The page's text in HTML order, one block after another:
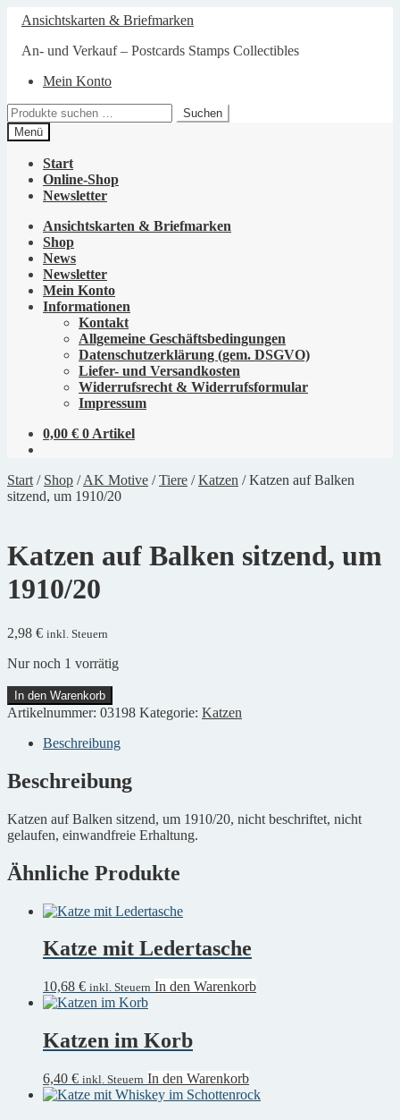
Zur
Navigation
springen
Zum
Inhalt
springen
Ansichtskarten & Briefmarken
An- und Verkauf – Postcards Stamps Collectibles
Mein Konto
Suchen
nach:
Suchen
Menü
Start
Online-Shop
Newsletter
Ansichtskarten & Briefmarken
Shop
News
Newsletter
Mein Konto
Informationen
Kontakt
Allgemeine Geschäftsbedingungen
Datenschutzerklärung (gem. DSGVO)
Liefer- und Versandkosten
Widerrufsrecht & Widerrufsformular
Impressum
0,00 € 0 Artikel
Start / Shop /AK Motive /Tiere /Katzen /Katzen auf Balken
sitzend, um 1910/20
Katzen auf Balken sitzend, um
1910/20
2,98 € inkl. Steuern
Nur noch 1 vorrätig
Katzen
auf
sitzend,
1910/20
Menge
In den Warenkorb
Artikelnummer: 03198 Kategorie: Katzen
Beschreibung
Beschreibung
Katzen auf Balken sitzend, um 1910/20, nicht beschriftet, nicht
gelaufen, einwandfreie Erhaltung.
Ähnliche Produkte
Katze mit Ledertasche
10,68 € inkl. Steuern In den Warenkorb
Katzen im Korb
6,40 € inkl. Steuern In den Warenkorb